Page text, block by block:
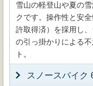
雪山の軽登山や夏の
クです。操作性と安
許取得済）を採用し
の引っ掛かりによる
ト。
スノースパイク